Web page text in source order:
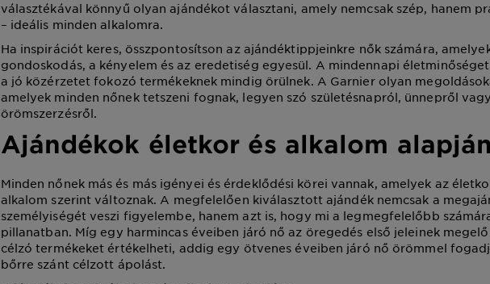
választékával könnyű olyan ajándékot választani, amely nemcsak szép, hanem
– ideális minden alkalomra.
Ha inspirációt keres, összpontosítson az ajándéktippjeinkre nők számára,
gondoskodás, a kényelem és az eredetiség egyesül. A mindennapi
a jó közérzetet fokozó termékeknek mindig örülnek. A Garnier olyan
amelyek minden nőnek tetszeni fognak, legyen szó születésnapról, ünnepről
örömszerzésről.
Ajándékok életkor és alkalom alapján
Minden nőnek más és más igényei és érdeklődési körei vannak, amelyek az
alkalom szerint változnak. A megfelelően kiválasztott ajándék nemcsak a
személyiségét veszi figyelembe, hanem azt is, hogy mi a legmegfelelőbb
pillanatban. Míg egy harmincas éveiben járó nő az öregedés első jeleinek
célzó termékeket értékelheti, addig egy ötvenes éveiben járó nő örömmel
bőrre szánt célzott ápolást.